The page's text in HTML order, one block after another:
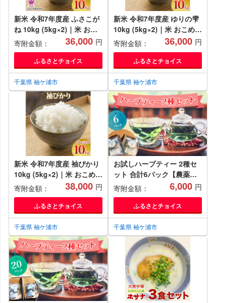
新米 令和7年度産 ふさこが
ね 10kg (5kg×2)｜米 おこ
め もっちり 弁当 袖ケ浦 千
葉 [0500]
寄附金額： 36,000 円
ふるさとチョイス
千葉県 袖ケ浦市
新米 令和7年度産 ゆりの雫
10kg (5kg×2)｜米 おこめ
ふさおとめ 直送 推奨米 袖
ケ浦 千葉 [0504]
寄附金額： 36,000 円
ふるさとチョイス
千葉県 袖ケ浦市
新米 令和7年度産 袖ぴかり
10kg (5kg×2)｜米 おこめ
こしひかり コシヒカリ 直送
推奨米 袖ケ浦 千葉 [0496]
寄附金額： 38,000 円
ふるさとチョイス
千葉県 袖ケ浦市
お試しハーブティー 2種セ
ット 合計6パック【農薬不
使用】しまむらファーム＆
ガーデン｜ハーブ ブレンド
ティー バッグ ティーバッグ
ティーパック お茶 リラック
ス エシカル 自然栽培 ボタ
ニカル OKシード 贈答 プレ
ゼント セット お試し
[0375ch]
寄附金額： 6,000 円
ふるさとチョイス
千葉県 袖ケ浦市